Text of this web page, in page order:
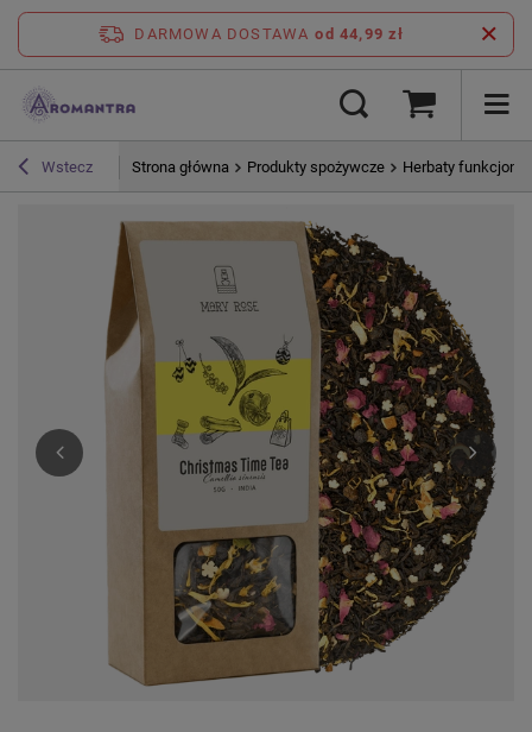
DARMOWA DOSTAWA od 44,99 zł
Wstecz Strona główna Produkty spożywcze Herbaty